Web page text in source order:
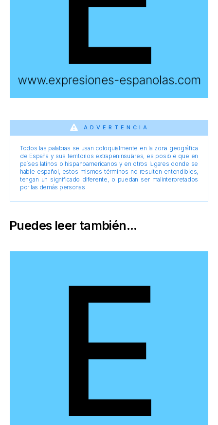
ADVERTENCIA
Todos las palabras se usan coloquialmente en la zona geográfica
de España y sus territorios extrapeninsulares, es posible que en
países latinos o hispanoamericanos y en otros lugares donde se
hable español, estos mismos términos no resulten entendibles,
tengan un significado diferente, o puedan ser malinterpretados
por las demás personas
Puedes leer también...